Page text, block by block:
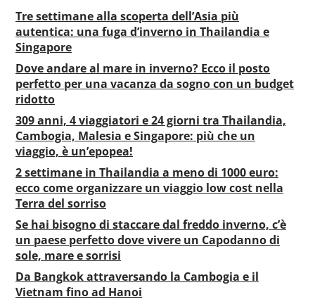
Tre settimane alla scoperta dell’Asia più
autentica: una fuga d’inverno in Thailandia e
Singapore
Dove andare al mare in inverno? Ecco il posto
perfetto per una vacanza da sogno con un budget
ridotto
309 anni, 4 viaggiatori e 24 giorni tra Thailandia,
Cambogia, Malesia e Singapore: più che un
viaggio, è un’epopea!
2 settimane in Thailandia a meno di 1000 euro:
ecco come organizzare un viaggio low cost nella
Terra del sorriso
Se hai bisogno di staccare dal freddo inverno, c’è
un paese perfetto dove vivere un Capodanno di
sole, mare e sorrisi
Da Bangkok attraversando la Cambogia e il
Vietnam fino ad Hanoi